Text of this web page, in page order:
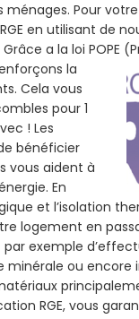
Pour votre
en utilisant de
a la loi POPE
la
Cela vous
pour 1
! Les
bénéficier
vous aident à
En
et l’isolation
logement en
exemple
minérale ou encore
RGE, vous